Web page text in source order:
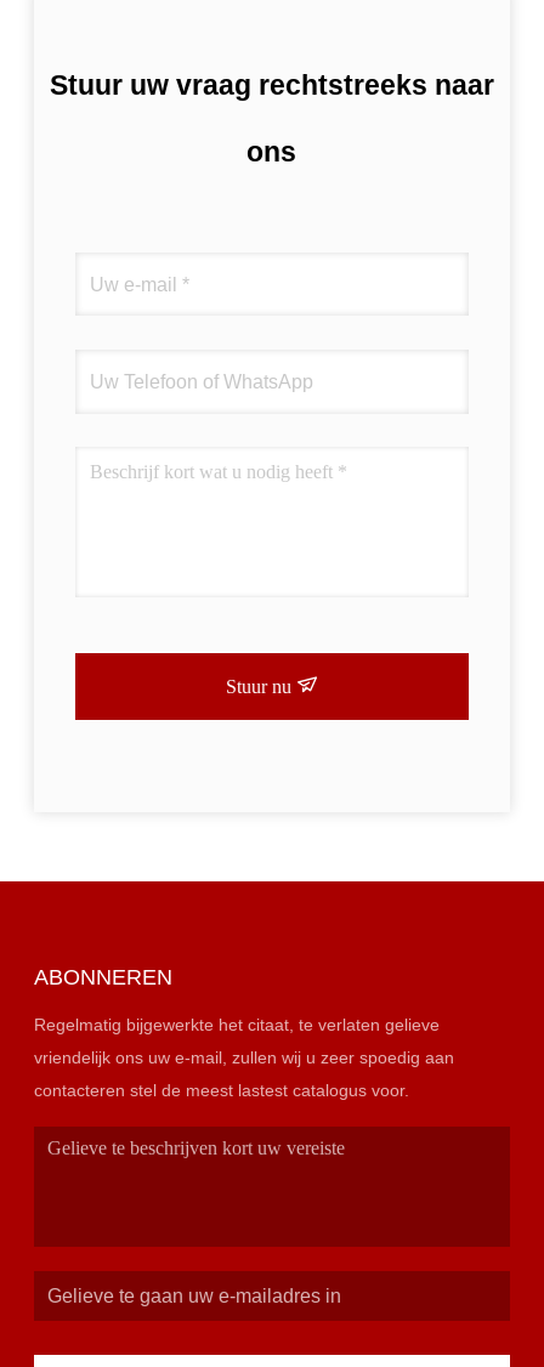
Stuur uw vraag rechtstreeks naar
ons
Stuur nu
ABONNEREN
Regelmatig bijgewerkte het citaat, te verlaten gelieve
vriendelijk ons uw e-mail, zullen wij u zeer spoedig aan
contacteren stel de meest lastest catalogus voor.